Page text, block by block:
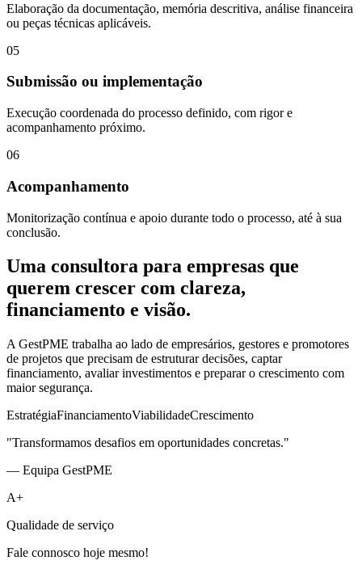
Elaboração da documentação, memória descritiva, análise financeira
ou peças técnicas aplicáveis.
05
Submissão ou implementação
Execução coordenada do processo definido, com rigor e
acompanhamento próximo.
06
Acompanhamento
Monitorização contínua e apoio durante todo o processo, até à sua
conclusão.
Uma consultora para empresas que
querem crescer com clareza,
financiamento e visão.
A GestPME trabalha ao lado de empresários, gestores e promotores
de projetos que precisam de estruturar decisões, captar
financiamento, avaliar investimentos e preparar o crescimento com
maior segurança.
EstratégiaFinanciamentoViabilidadeCrescimento
"Transformamos desafios em oportunidades concretas."
— Equipa GestPME
A+
Qualidade de serviço
Fale connosco hoje mesmo!